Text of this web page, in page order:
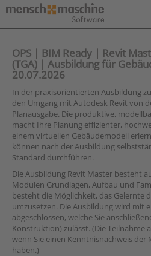
OPS | BIM Ready | Revit
(TGA) | Ausbildung für
20.07.2026
In der praxisorientierten Ausbildung
den Umgang mit Autodesk Revit von
Planausgabe. Die produktive,
macht Ihre Planung effizienter,
einem virtuellen Gebäudemodell
können nach der Ausbildung
Standard durchführen.
Die Ausbildung Revit Master besteht
Modulen Grundlagen, Aufbau und
besteht die Möglichkeit, das Gelernte
umzusetzen. Die Ausbildung wird mit
abgeschlossen, welche Sie
Konstruktion) zulässt. (Die Teilnahme
wenn Sie einen Kenntnisnachweis der
haben.)